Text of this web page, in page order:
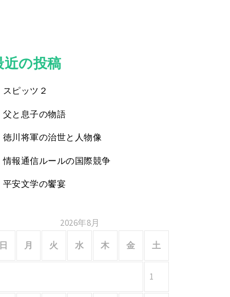
近の投稿
スピッツ２
父と息子の物語
徳川将軍の治世と人物像
情報通信ルールの国際競争
平安文学の饗宴
2026年8月
月 火 水 木 金 土
1